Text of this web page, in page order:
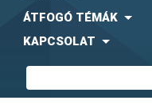
ÁTFOGÓ TÉMÁK
KAPCSOLAT